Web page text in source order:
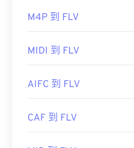
RealNetworks
實用連結：
https://
如何開啟 FLV 檔
如Animate Creative
Cloud (AniMmate CC-a
target="_blank">Flash。
M4P 到 FLV
MIDI 到 FLV
AIFC 到 FLV
CAF 到 FLV